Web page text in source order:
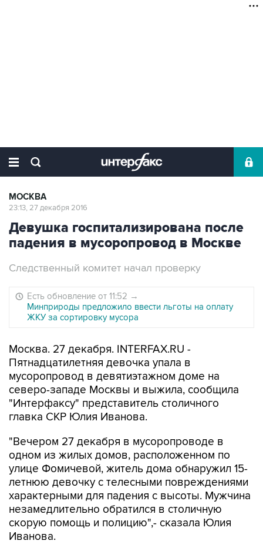
МОСКВА
23:13, 27 декабря 2016
Девушка госпитализирована после
падения в мусоропровод в Москве
Следственный комитет начал проверку
Есть обновление от 11:52 →
Минприроды предложило ввести льготы на оплату
ЖКУ за сортировку мусора
Москва. 27 декабря. INTERFAX.RU -
Пятнадцатилетняя девочка упала в
мусоропровод в девятиэтажном доме на
северо-западе Москвы и выжила, сообщила
"Интерфаксу" представитель столичного
главка СКР Юлия Иванова.
"Вечером 27 декабря в мусоропроводе в
одном из жилых домов, расположенном по
улице Фомичевой, житель дома обнаружил 15-
летнюю девочку с телесными повреждениями
характерными для падения с высоты. Мужчина
незамедлительно обратился в столичную
скорую помощь и полицию",- сказала Юлия
Иванова.